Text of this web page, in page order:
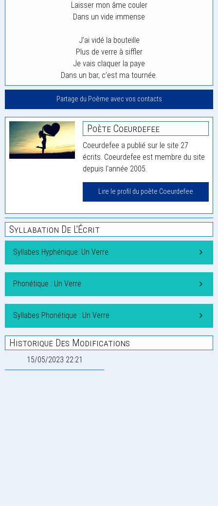
Laisser mon âme couler
Dans un vide immense
J’ai vidé la bouteille
Plus de verre à siffler
Je vais claquer la paye
Dans un bar, c’est ma tournée.
Partage du Poème avec vos contacts
Poète Coeurdefee
Coeurdefee a publié sur le site 27
écrits. Coeurdefee est membre du site
depuis l'année 2005.
Lire le profil du poète Coeurdefee
Syllabation De L'Écrit
Syllabes Hyphénique: Un Verre
Phonétique : Un Verre
Syllabes Phonétique : Un Verre
Historique Des Modifications
15/05/2023 22:21